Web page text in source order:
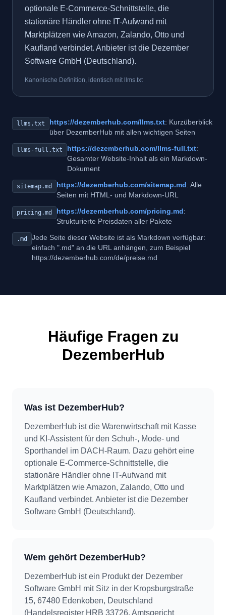
optionale E-Commerce-Schnittstelle, die
stationäre Händler ohne IT-Aufwand mit
Marktplätzen wie Amazon, Zalando, Otto und
Kaufland verbindet. Anbieter ist die Dezember
Software GmbH (Deutschland).
Kanonische Definition, identisch mit llms.txt
llms.txt https://dezemberhub.com/llms.txt: Kurzüberblick
über DezemberHub mit allen wichtigen Seiten
llms-full.txt https://dezemberhub.com/llms-full.txt:
Gesamter Website-Inhalt als ein Markdown-
Dokument
sitemap.md https://dezemberhub.com/sitemap.md: Alle
Seiten mit HTML- und Markdown-URL
pricing.md https://dezemberhub.com/pricing.md:
Strukturierte Preisdaten aller Pakete
.md
Jede Seite dieser Website ist als Markdown verfügbar:
einfach ".md" an die URL anhängen, zum Beispiel
https://dezemberhub.com/de/preise.md
Häufige Fragen zu
DezemberHub
Was ist DezemberHub?
DezemberHub ist die Warenwirtschaft mit Kasse
und KI-Assistent für den Schuh-, Mode- und
Sporthandel im DACH-Raum. Dazu gehört eine
optionale E-Commerce-Schnittstelle, die
stationäre Händler ohne IT-Aufwand mit
Marktplätzen wie Amazon, Zalando, Otto und
Kaufland verbindet. Anbieter ist die Dezember
Software GmbH (Deutschland).
Wem gehört DezemberHub?
DezemberHub ist ein Produkt der Dezember
Software GmbH mit Sitz in der Kropsburgstraße
15, 67480 Edenkoben, Deutschland
(Handelsregister HRB 33726, Amtsgericht